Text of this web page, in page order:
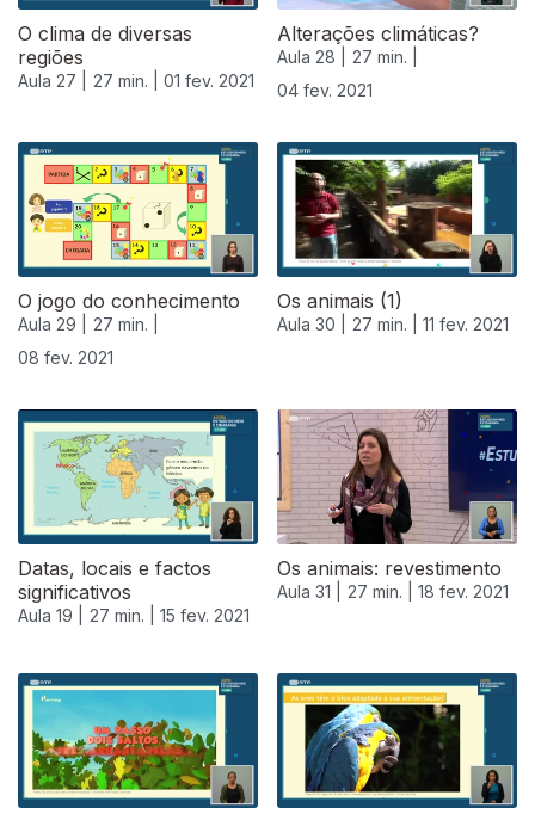
O clima de diversas
regiões
Aula 27 | 27 min. | 01 fev. 2021
Alterações climáticas?
Aula 28 |
27 min. |
04 fev. 2021
O jogo do conhecimento
Aula 29 |
27 min. |
08 fev. 2021
Os animais (1)
Aula 30 | 27 min. | 11 fev. 2021
Datas, locais e factos
significativos
Aula 19 | 27 min. | 15 fev. 2021
Os animais: revestimento
Aula 31 | 27 min. | 18 fev. 2021